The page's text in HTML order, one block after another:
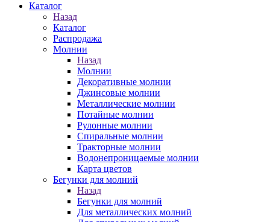
Каталог
Назад
Каталог
Распродажа
Молнии
Назад
Молнии
Декоративные молнии
Джинсовые молнии
Металлические молнии
Потайные молнии
Рулонные молнии
Спиральные молнии
Тракторные молнии
Водонепроницаемые молнии
Карта цветов
Бегунки для молний
Назад
Бегунки для молний
Для металлических молний